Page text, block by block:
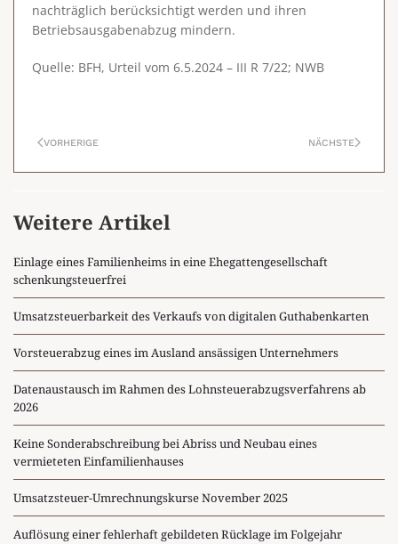
nachträglich berücksichtigt werden und ihren
Betriebsausgabenabzug mindern.
Quelle: BFH, Urteil vom 6.5.2024 – III R 7/22; NWB
VORHERIGE NÄCHSTE
Weitere Artikel
Einlage eines Familienheims in eine Ehegattengesellschaft
schenkungsteuerfrei
Umsatzsteuerbarkeit des Verkaufs von digitalen Guthabenkarten
Vorsteuerabzug eines im Ausland ansässigen Unternehmers
Datenaustausch im Rahmen des Lohnsteuerabzugsverfahrens ab
2026
Keine Sonderabschreibung bei Abriss und Neubau eines
vermieteten Einfamilienhauses
Umsatzsteuer-Umrechnungskurse November 2025
Auflösung einer fehlerhaft gebildeten Rücklage im Folgejahr